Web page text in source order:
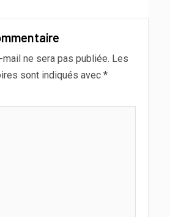
ne sera pas publiée. Les
sont indiqués avec *